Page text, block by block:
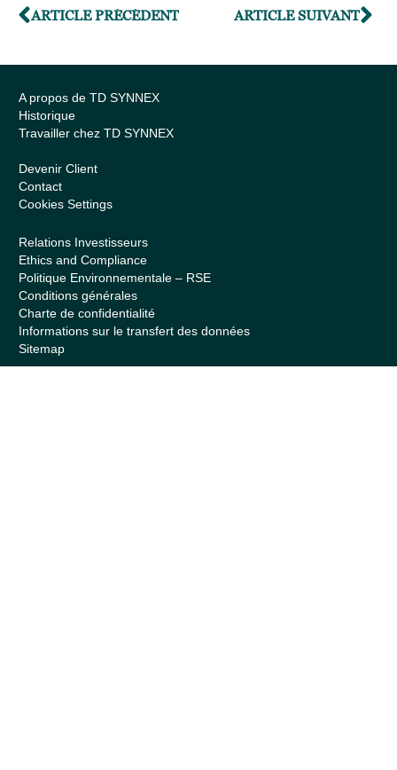
ARTICLE PRÉCÉDENT ARTICLE SUIVANT
A propos de TD SYNNEX
Historique
Travailler chez TD SYNNEX
Devenir Client
Contact
Cookies Settings
Relations Investisseurs
Ethics and Compliance
Politique Environnementale – RSE
Conditions générales
Charte de confidentialité
Informations sur le transfert des données
Sitemap